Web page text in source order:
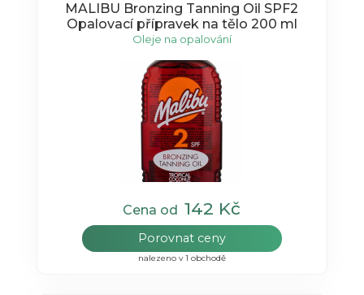
MALIBU Bronzing Tanning Oil SPF2
Opalovací přípravek na tělo 200 ml
Oleje na opalování
Cena od142 Kč
Porovnat ceny
nalezeno v 1 obchodě